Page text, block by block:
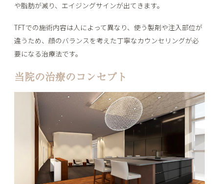
や脂肪が減り、エイジングサインが出てきます。
TFTでの施術内容は人によって異なり、使う製剤や注入部位が
違うため、顔のバランスを考えた丁寧なカウンセリングが必
要になる治療法です。
当院の治療のコンセプト